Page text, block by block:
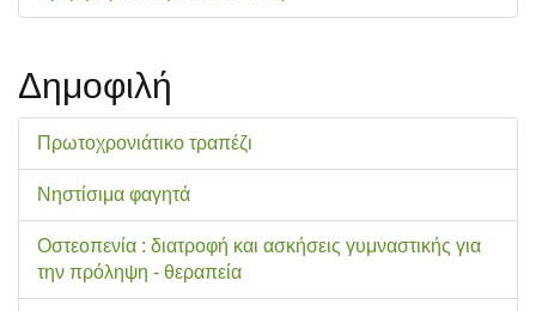
Δημοφιλή
Πρωτοχρονιάτικο τραπέζι
Νηστίσιμα φαγητά
Οστεοπενία : διατροφή και ασκήσεις γυμναστικής για
την πρόληψη - θεραπεία